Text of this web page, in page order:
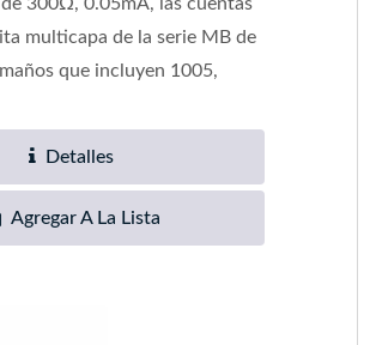
multicapa de la serie MB de
que incluyen 1005,
Detalles
Agregar A La Lista